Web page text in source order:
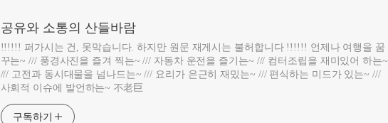
공유와 소통의 산들바람
!!!!!! 퍼가시는 건, 못막습니다. 하지만 원문 재게시는 불허합니다 !!!!!! 언제나 여행을 꿈
꾸는~ /// 풍경사진을 즐겨 찍는~ /// 자동차 운전을 즐기는~ /// 컴터조립을 재미있어 하는~
/// 고전과 동시대물을 넘나드는~ /// 요리가 은근히 재밌는~ /// 편식하는 미드가 있는~ ///
사회적 이슈에 발언하는~ 不老巨
구독하기